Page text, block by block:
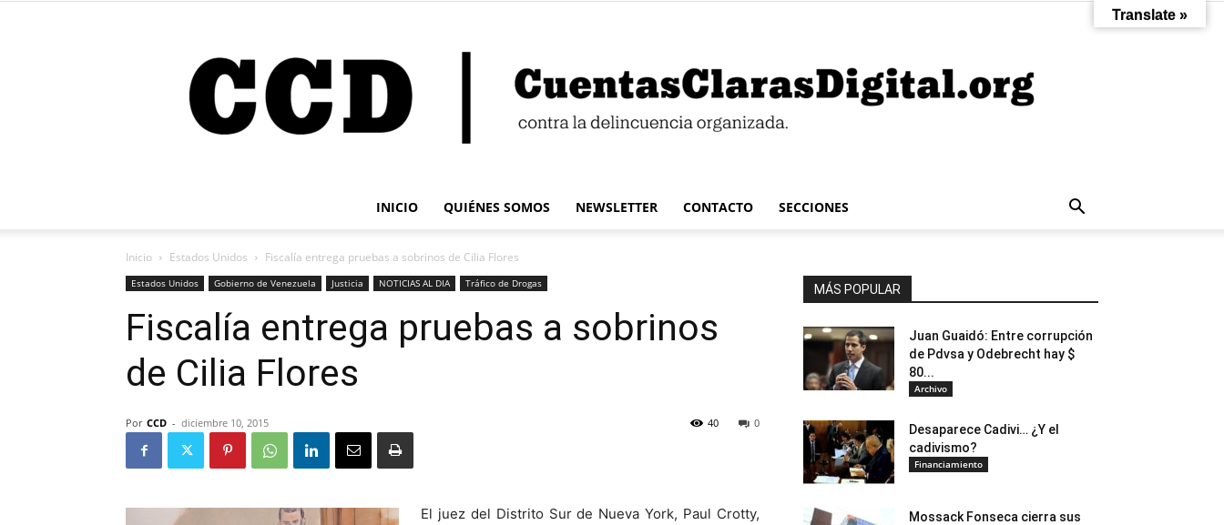
INICIO QUIÉNES SOMOS NEWSLETTER CONTACTO SECCIONES
Inicio Estados Unidos Fiscalía entrega pruebas a sobrinos de Cilia Flores
Estados Unidos Gobierno de Venezuela Justicia NOTICIAS AL DIA Tráfico de Drogas
Fiscalía entrega pruebas a sobrinos
de Cilia Flores
Por CCD - diciembre 10, 2015 0
40
El juez del Distrito Sur de Nueva York, Paul Crotty,
MÁS POPULAR
Juan Guaidó: Entre corrupción
de Pdvsa y Odebrecht hay $
80...
Archivo
Desaparece Cadivi… ¿Y el
cadivismo?
Financiamiento
Mossack Fonseca cierra sus
Translate »